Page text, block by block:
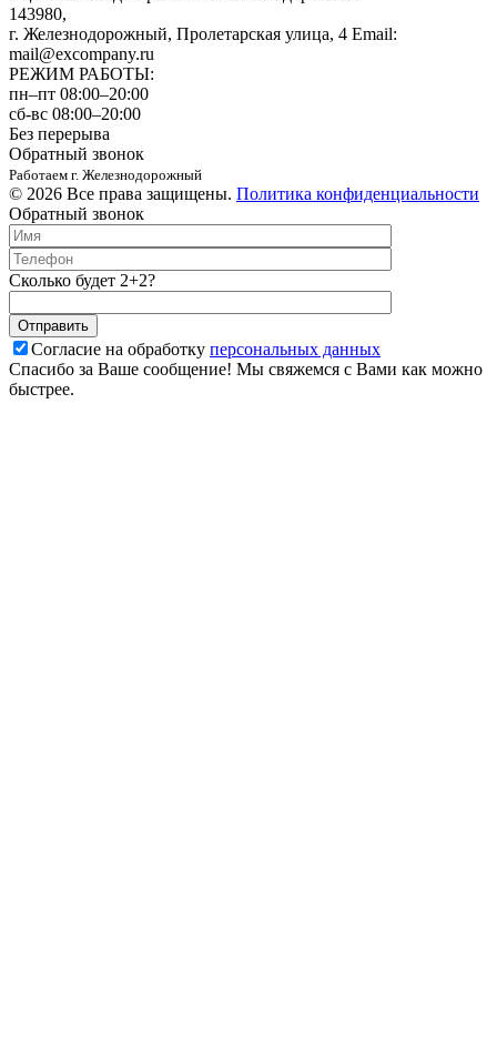
143980,
г. Железнодорожный, Пролетарская улица, 4 Email:
mail@excompany.ru
РЕЖИМ РАБОТЫ:
пн–пт 08:00–20:00
сб-вс 08:00–20:00
Без перерыва
Обратный звонок
Работаем г. Железнодорожный
© 2026 Все права защищены. Политика конфиденциальности
Обратный звонок
Сколько будет 2+2?
Согласие на обработку персональных данных
Спасибо за Ваше сообщение! Мы свяжемся с Вами как можно
быстрее.